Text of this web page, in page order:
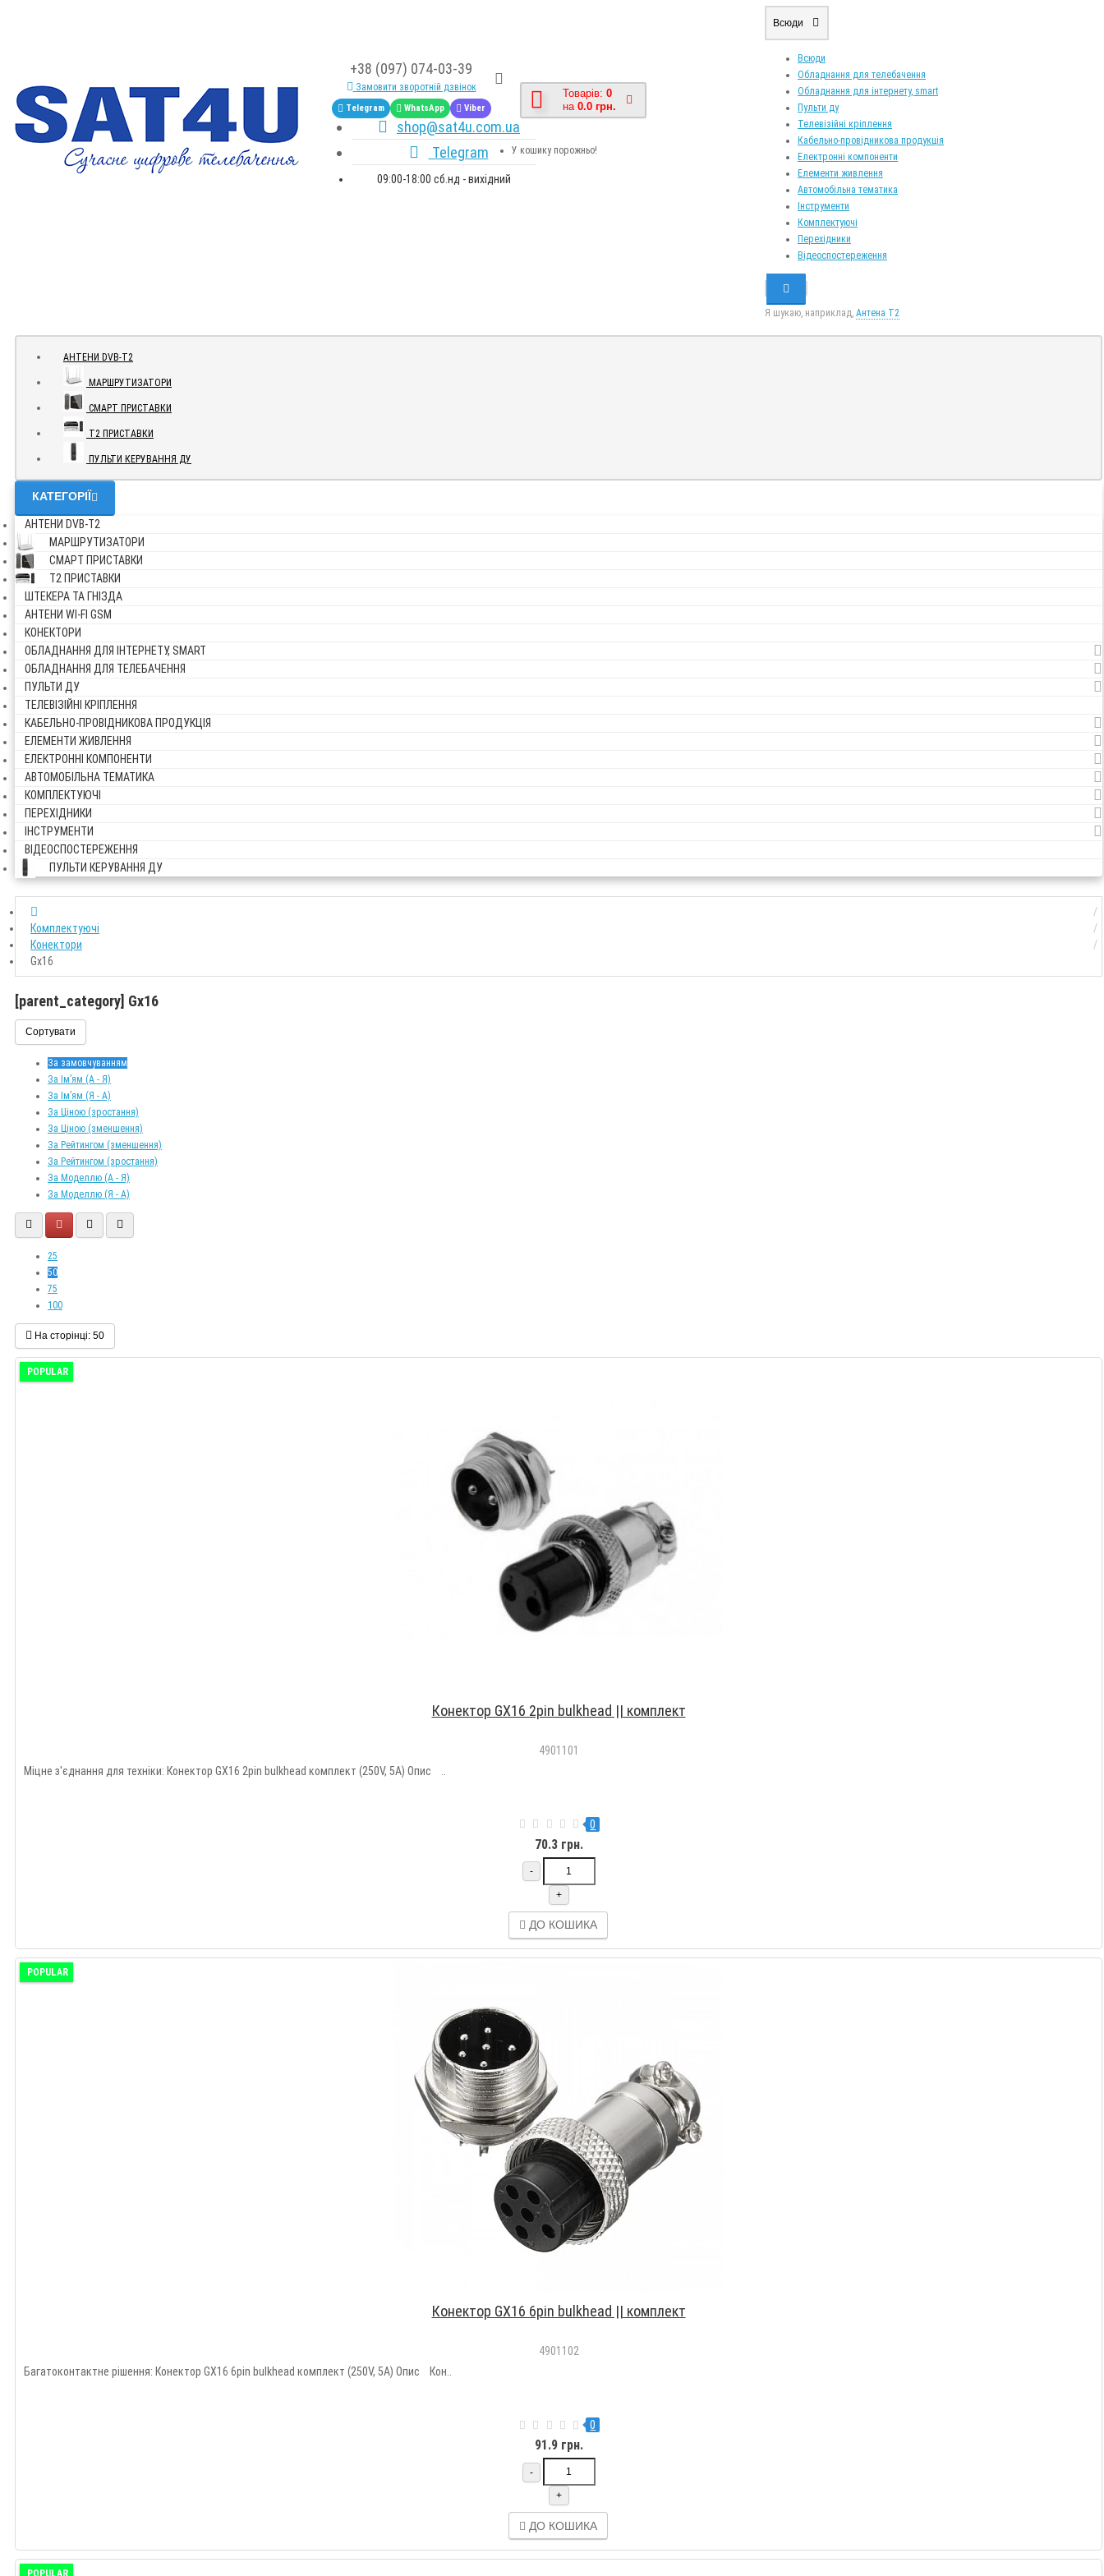
+38 (097) 074-03-39
Замовити зворотній дзвінок
Telegram WhatsApp Viber
shop@sat4u.com.ua
Telegram
09:00-18:00 сб.нд - вихідний
Товарів: 0
на 0.0 грн.
У кошику порожньо!
Всюди
Всюди
Обладнання для телебачення
Обладнання для інтернету, smart
Пульти ду
Телевізійні кріплення
Кабельно-провідникова продукція
Електронні компоненти
Елементи живлення
Автомобільна тематика
Інструменти
Комплектуючі
Перехідники
Відеоспостереження
Я шукаю, наприклад, Антена Т2
АНТЕНИ DVB-Т2
МАРШРУТИЗАТОРИ
СМАРТ ПРИСТАВКИ
Т2 ПРИСТАВКИ
ПУЛЬТИ КЕРУВАННЯ ДУ
КАТЕГОРІЇ
АНТЕНИ DVB-Т2
МАРШРУТИЗАТОРИ
СМАРТ ПРИСТАВКИ
Т2 ПРИСТАВКИ
ШТЕКЕРА ТА ГНІЗДА
АНТЕНИ WI-FI GSM
КОНЕКТОРИ
ОБЛАДНАННЯ ДЛЯ ІНТЕРНЕТУ, SMART
ОБЛАДНАННЯ ДЛЯ ТЕЛЕБАЧЕННЯ
ПУЛЬТИ ДУ
ТЕЛЕВІЗІЙНІ КРІПЛЕННЯ
КАБЕЛЬНО-ПРОВІДНИКОВА ПРОДУКЦІЯ
ЕЛЕМЕНТИ ЖИВЛЕННЯ
ЕЛЕКТРОННІ КОМПОНЕНТИ
АВТОМОБІЛЬНА ТЕМАТИКА
КОМПЛЕКТУЮЧІ
ПЕРЕХІДНИКИ
ІНСТРУМЕНТИ
ВІДЕОСПОСТЕРЕЖЕННЯ
ПУЛЬТИ КЕРУВАННЯ ДУ
Комплектуючі
Конектори
Gx16
[parent_category] Gx16
Сортувати
За замовчуванням
За Ім’ям (A - Я)
За Ім’ям (Я - A)
За Ціною (зростання)
За Ціною (зменшення)
За Рейтингом (зменшення)
За Рейтингом (зростання)
За Моделлю (A - Я)
За Моделлю (Я - A)
25
50
75
100
На сторінці: 50
POPULAR
Конектор GX16 2pin bulkhead || комплект
4901101
Міцне з'єднання для техніки: Конектор GX16 2pin bulkhead комплект (250V, 5A) Опис ..
0
70.3 грн.
-
+
ДО КОШИКА
POPULAR
Конектор GX16 6pin bulkhead || комплект
4901102
Багатоконтактне рішення: Конектор GX16 6pin bulkhead комплект (250V, 5A) Опис Кон..
0
91.9 грн.
-
+
ДО КОШИКА
POPULAR